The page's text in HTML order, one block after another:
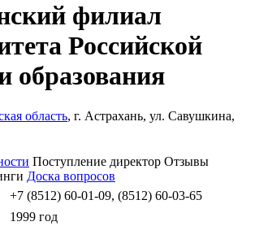
филиал
Российской
образования
область, г. Астрахань, ул. Савушкина,
Поступление директор Отзывы
Доска вопросов
+7 (8512) 60-01-09, (8512) 60-03-65
1999 год